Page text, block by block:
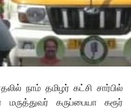
நாம் தமிழர் கட்சி சார்பில்
மருத்துவர் கருப்பையா கரூர்